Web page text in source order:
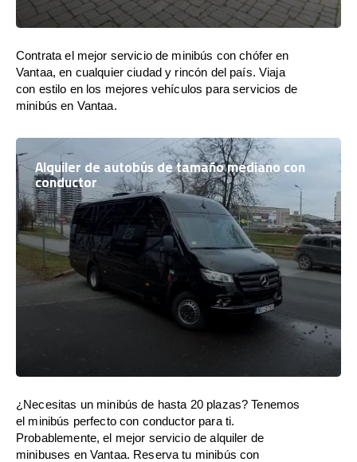
Contrata el mejor servicio de minibús con chófer en
Vantaa, en cualquier ciudad y rincón del país. Viaja
con estilo en los mejores vehículos para servicios de
minibús en Vantaa.
Alquiler de autobús de tamaño mediano con
conductor
¿Necesitas un minibús de hasta 20 plazas? Tenemos
el minibús perfecto con conductor para ti.
Probablemente, el mejor servicio de alquiler de
minibuses en Vantaa. Reserva tu minibús con